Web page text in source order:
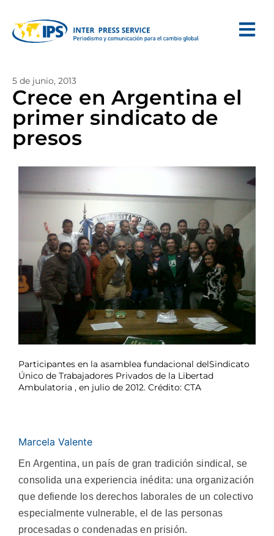
5 de junio, 2013
Crece en Argentina el
primer sindicato de
presos
Participantes en la asamblea fundacional delSindicato
Único de Trabajadores Privados de la Libertad
Ambulatoria , en julio de 2012. Crédito: CTA
Marcela Valente
En Argentina, un país de gran tradición sindical, se
consolida una experiencia inédita: una organización
que defiende los derechos laborales de un colectivo
especialmente vulnerable, el de las personas
procesadas o condenadas en prisión.